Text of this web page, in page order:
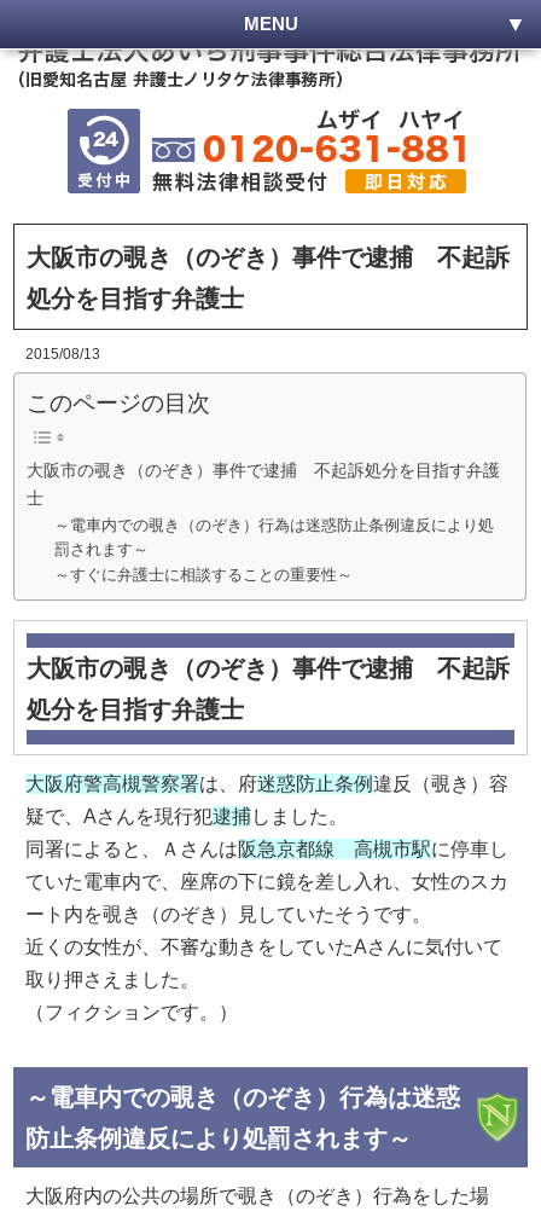
MENU
大阪市の覗き（のぞき）事件で逮捕 不起訴
処分を目指す弁護士
2015/08/13
このページの目次
大阪市の覗き（のぞき）事件で逮捕 不起訴処分を目指す弁護
士
～電車内での覗き（のぞき）行為は迷惑防止条例違反により処
罰されます～
～すぐに弁護士に相談することの重要性～
大阪市の覗き（のぞき）事件で逮捕 不起訴
処分を目指す弁護士
大阪府警高槻警察署は、府迷惑防止条例違反（覗き）容
疑で、Aさんを現行犯逮捕しました。
同署によると、Ａさんは阪急京都線 高槻市駅に停車し
ていた電車内で、座席の下に鏡を差し入れ、女性のスカ
ート内を覗き（のぞき）見していたそうです。
近くの女性が、不審な動きをしていたAさんに気付いて
取り押さえました。
（フィクションです。）
～電車内での覗き（のぞき）行為は迷惑
防止条例違反により処罰されます～
大阪府内の公共の場所で覗き（のぞき）行為をした場